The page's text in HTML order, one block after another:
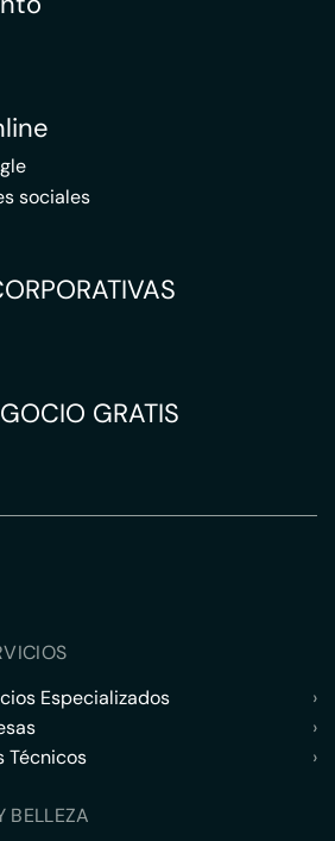
sociales
GRATIS
Especializados
›
›
Técnicos
›
BELLEZA